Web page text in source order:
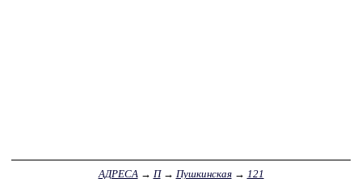
АДРЕСА → П→ Пушкинская→ 121